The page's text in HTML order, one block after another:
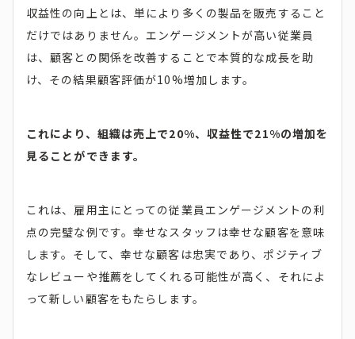
収益性の向上とは、単により多くの製品を販売すること
だけではありません。エンゲージメントが高い従業員
は、顧客との関係を改善することで本質的な成長を助
け、その結果顧客評価が10%増加します。
これにより、組織は売上で20%、収益性で21%の増加を
見ることができます。
これは、雇用主にとっての従業員エンゲージメントの利
点の完璧な例です。幸せなスタッフは幸せな顧客を意味
します。そして、幸せな顧客は忠実であり、ポジティブ
なレビューや推薦をしてくれる可能性が高く、それによ
って新しい顧客をもたらします。